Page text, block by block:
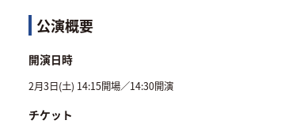
公演概要
開演日時
2月3日(土) 14:15開場／14:30開演
チケット